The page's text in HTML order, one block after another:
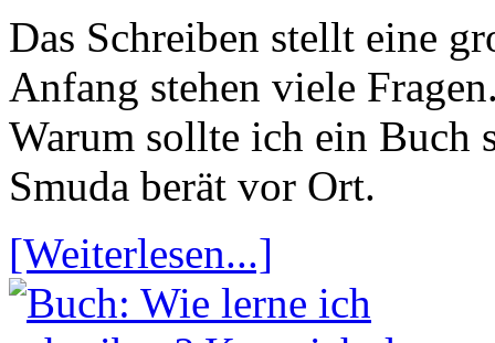
Das Schreiben stellt eine
Anfang stehen viele
Warum sollte ich ein Buch
Smuda berät vor Ort.
[Weiterlesen...]